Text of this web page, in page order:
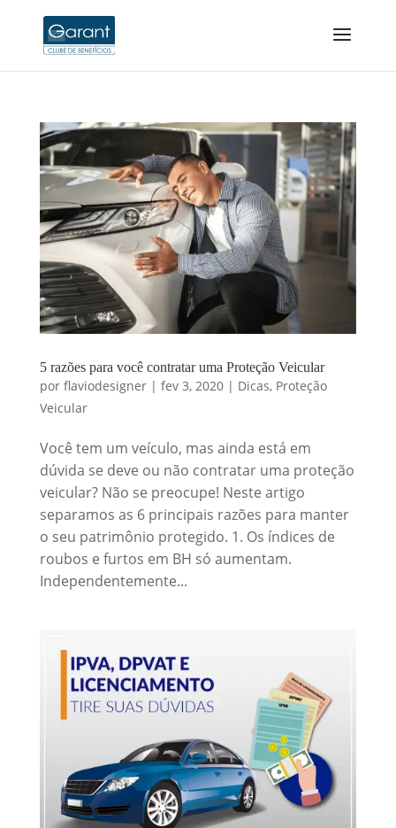
5 razões para você contratar uma Proteção Veicular
por flaviodesigner| fev 3, 2020| Dicas, Proteção
Veicular
Você tem um veículo, mas ainda está em
dúvida se deve ou não contratar uma proteção
veicular? Não se preocupe! Neste artigo
separamos as 6 principais razões para manter
o seu patrimônio protegido. 1. Os índices de
roubos e furtos em BH só aumentam.
Independentemente...